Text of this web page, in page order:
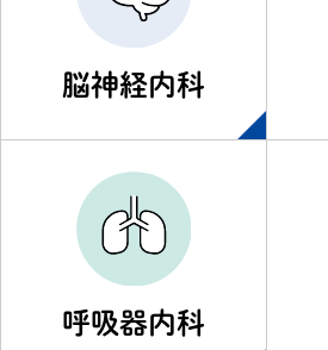
脳神経内科
呼吸器内科